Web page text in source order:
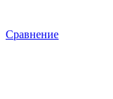
Сравнение